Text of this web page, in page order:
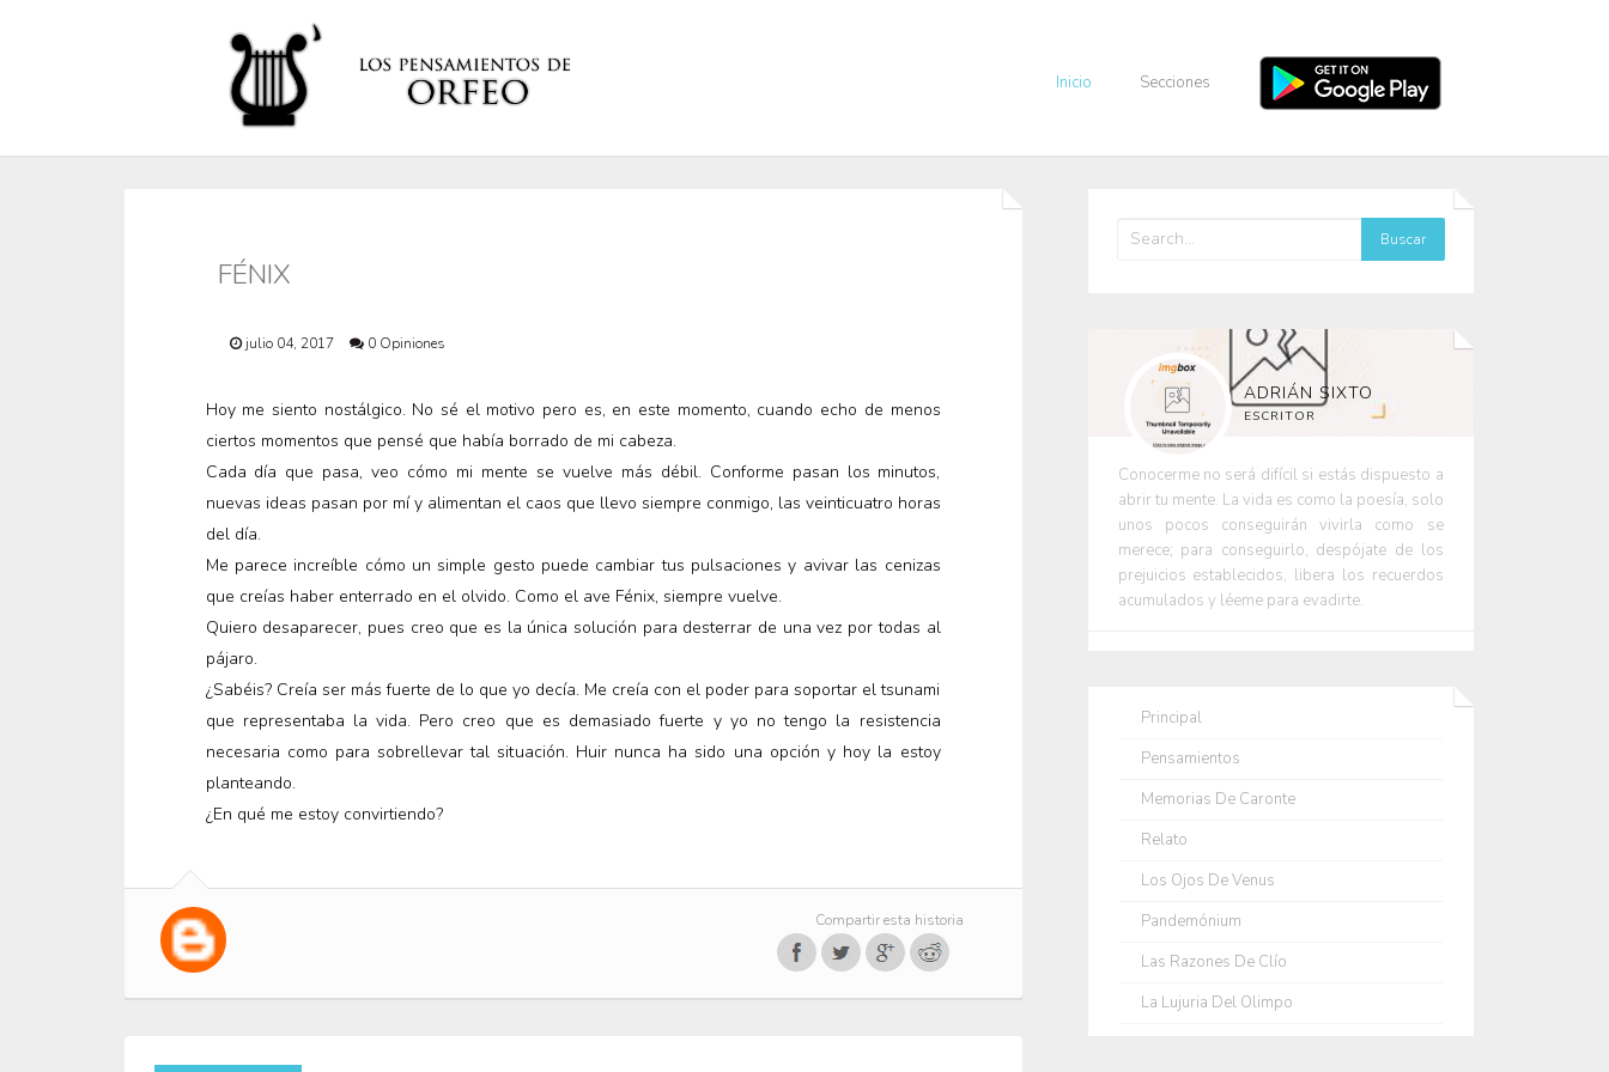
Inicio Secciones
FÉNIX
julio 04, 2017 0 Opiniones
Hoy me siento nostálgico. No sé el motivo pero es, en este momento, cuando echo de menos
ciertos momentos que pensé que había borrado de mi cabeza.
Cada día que pasa, veo cómo mi mente se vuelve más débil. Conforme pasan los minutos,
nuevas ideas pasan por mí y alimentan el caos que llevo siempre conmigo, las veinticuatro horas
del día.
Me parece increíble cómo un simple gesto puede cambiar tus pulsaciones y avivar las cenizas
que creías haber enterrado en el olvido. Como el ave Fénix, siempre vuelve.
Quiero desaparecer, pues creo que es la única solución para desterrar de una vez por todas al
pájaro.
¿Sabéis? Creía ser más fuerte de lo que yo decía. Me creía con el poder para soportar el tsunami
que representaba la vida. Pero creo que es demasiado fuerte y yo no tengo la resistencia
necesaria como para sobrellevar tal situación. Huir nunca ha sido una opción y hoy la estoy
planteando.
¿En qué me estoy convirtiendo?
Compartir esta historia
ADRIÁN SIXTO
ESCRITOR
Conocerme no será difícil si estás dispuesto a
abrir tu mente. La vida es como la poesía, solo
unos pocos conseguirán vivirla como se
merece; para conseguirlo, despójate de los
prejuicios establecidos, libera los recuerdos
acumulados y léeme para evadirte.
Principal
Pensamientos
Memorias De Caronte
Relato
Los Ojos De Venus
Pandemónium
Las Razones De Clío
La Lujuria Del Olimpo